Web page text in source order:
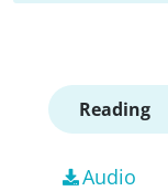
Reading
Audio